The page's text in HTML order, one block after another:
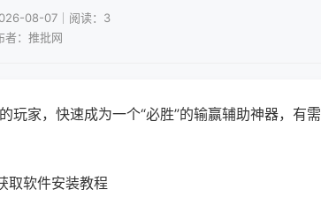
08-07｜阅读：3
者：推批网
玩家，快速成为一个“必胜”的输赢辅助神器，有需
取软件安装教程